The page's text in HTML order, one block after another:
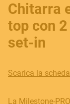
Chitarra
top con
set-in
Scarica la
La Milestone-